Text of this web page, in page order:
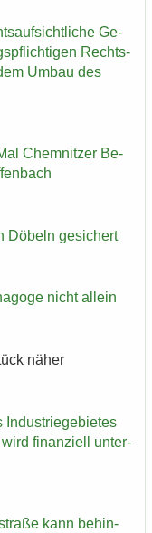
Ge­
Rechts­
Umbau des
Chem­nit­zer Be­
Dö­beln ge­si­chert
nicht al­lein
näher
In­dus­trie­ge­bie­tes
fi­nan­zi­ell un­ter­
kann be­hin­